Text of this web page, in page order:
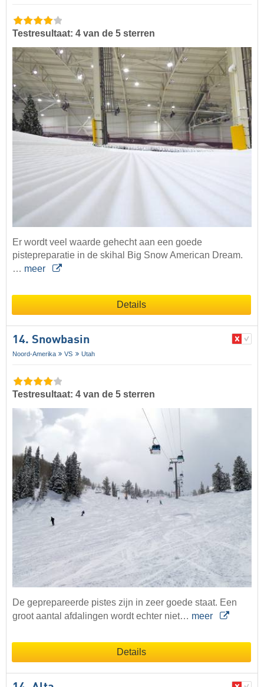
Testresultaat: 4 van de 5 sterren
Er wordt veel waarde gehecht aan een goede
pistepreparatie in de skihal Big Snow American Dream.
… meer
Details
14. Snowbasin
Noord-Amerika VS Utah
Testresultaat: 4 van de 5 sterren
De geprepareerde pistes zijn in zeer goede staat. Een
groot aantal afdalingen wordt echter niet… meer
Details